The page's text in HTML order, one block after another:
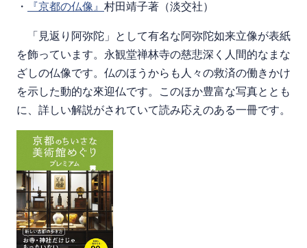
・ 『京都の仏像』 村田靖子著（淡交社）
「見返り阿弥陀」として有名な阿弥陀如来立像が表紙
を飾っています。永観堂禅林寺の慈悲深く人間的なまな
ざしの仏像です。仏のほうからも人々の救済の働きかけ
を示した動的な來迎仏です。このほか豊富な写真ととも
に、詳しい解説がされていて読み応えのある一冊です。